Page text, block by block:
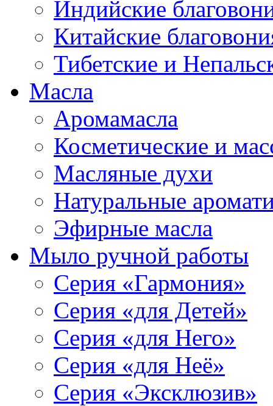
Индийские
Китайские
Тибетские и
Масла
Аромамасла
Косметические и
Масляные духи
Натуральные
Эфирные масла
Мыло ручной работы
Серия «Гармония»
Серия «для Детей»
Серия «для Него»
Серия «для Неё»
Серия «Эксклюзив»